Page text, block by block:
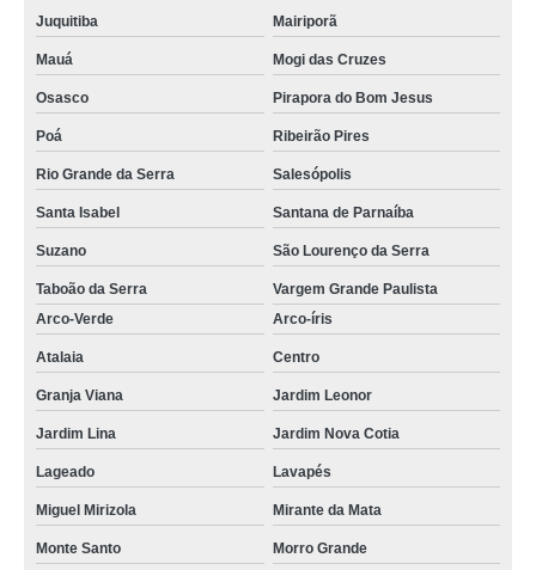
Juquitiba Mairiporã
Mauá Mogi das Cruzes
Osasco Pirapora do Bom Jesus
Poá Ribeirão Pires
Rio Grande da Serra Salesópolis
Santa Isabel Santana de Parnaíba
Suzano São Lourenço da Serra
Taboão da Serra
Vargem Grande Paulista
Arco-Verde
Arco-íris
Atalaia Centro
Granja Viana Jardim Leonor
Jardim Lina Jardim Nova Cotia
Lageado Lavapés
Miguel Mirizola Mirante da Mata
Monte Santo Morro Grande